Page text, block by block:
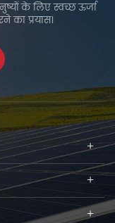
के लिए स्वच्छ ऊर्जा
का प्रयास।